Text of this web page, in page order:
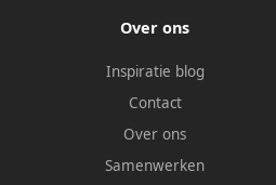
Over ons
Inspiratie blog
Contact
Over ons
Samenwerken